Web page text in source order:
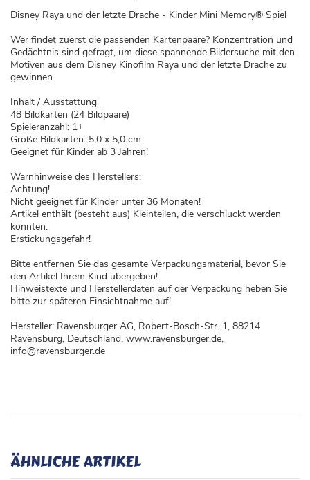
Disney Raya und der letzte Drache - Kinder Mini Memory® Spiel
Wer findet zuerst die passenden Kartenpaare? Konzentration und
Gedächtnis sind gefragt, um diese spannende Bildersuche mit den
Motiven aus dem Disney Kinofilm Raya und der letzte Drache zu
gewinnen.
Inhalt / Ausstattung
48 Bildkarten (24 Bildpaare)
Spieleranzahl: 1+
Größe Bildkarten: 5,0 x 5,0 cm
Geeignet für Kinder ab 3 Jahren!
Warnhinweise des Herstellers:
Achtung!
Nicht geeignet für Kinder unter 36 Monaten!
Artikel enthält (besteht aus) Kleinteilen, die verschluckt werden
könnten.
Erstickungsgefahr!
Bitte entfernen Sie das gesamte Verpackungsmaterial, bevor Sie
den Artikel Ihrem Kind übergeben!
Hinweistexte und Herstellerdaten auf der Verpackung heben Sie
bitte zur späteren Einsichtnahme auf!
Hersteller: Ravensburger AG, Robert-Bosch-Str. 1, 88214
Ravensburg, Deutschland, www.ravensburger.de,
info@ravensburger.de
ÄHNLICHE ARTIKEL